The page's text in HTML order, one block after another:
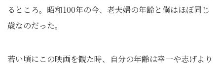
るところ。昭和100年の今、老夫婦の年齢と僕はほぼ同じ
歳なのだった。
若い頃にこの映画を観た時、自分の年齢は幸一や志げより